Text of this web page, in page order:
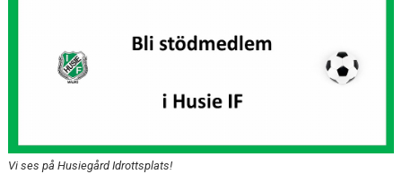
DOMARE
Vi ses på Husiegård Idrottsplats!